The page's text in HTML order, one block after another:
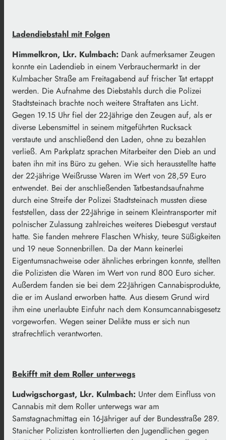
Ladendiebstahl mit Folgen
Himmelkron, Lkr. Kulmbach: Dank aufmerksamer Zeugen
konnte ein Ladendieb in einem Verbrauchermarkt in der
Kulmbacher Straße am Freitagabend auf frischer Tat ertappt
werden. Die Aufnahme des Diebstahls durch die Polizei
Stadtsteinach brachte noch weitere Straftaten ans Licht.
Gegen 19.15 Uhr fiel der 22-Jährige den Zeugen auf, als er
diverse Lebensmittel in seinem mitgeführten Rucksack
verstaute und anschließend den Laden, ohne zu bezahlen
verließ. Am Parkplatz sprachen Mitarbeiter den Dieb an und
baten ihn mit ins Büro zu gehen. Wie sich herausstellte hatte
der 22-jährige Weißrusse Waren im Wert von 28,59 Euro
entwendet. Bei der anschließenden Tatbestandsaufnahme
durch eine Streife der Polizei Stadtsteinach mussten diese
feststellen, dass der 22-Jährige in seinem Kleintransporter mit
polnischer Zulassung zahlreiches weiteres Diebesgut verstaut
hatte. Sie fanden mehrere Flaschen Whisky, teure Süßigkeiten
und 19 neue Sonnenbrillen. Da der Mann keinerlei
Eigentumsnachweise oder ähnliches erbringen konnte, stellten
die Polizisten die Waren im Wert von rund 800 Euro sicher.
Außerdem fanden sie bei dem 22-Jährigen Cannabisprodukte,
die er im Ausland erworben hatte. Aus diesem Grund wird
ihm eine unerlaubte Einfuhr nach dem Konsumcannabisgesetz
vorgeworfen. Wegen seiner Delikte muss er sich nun
strafrechtlich verantworten.
Bekifft mit dem Roller unterwegs
Ludwigschorgast, Lkr. Kulmbach: Unter dem Einfluss von
Cannabis mit dem Roller unterwegs war am
Samstagnachmittag ein 16-Jähriger auf der Bundesstraße 289.
Stanicher Polizisten kontrollierten den Jugendlichen gegen